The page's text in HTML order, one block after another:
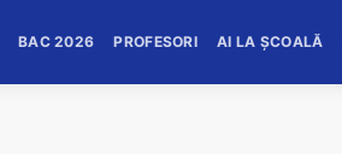
BAC 2026 PROFESORI AI LA ȘCOALĂ